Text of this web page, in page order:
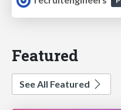
Featured
See All Featured